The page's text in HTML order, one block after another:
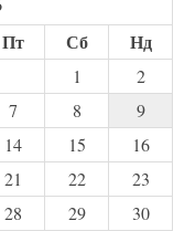
Пт Сб Нд
1
2
7 8
9
14 15
16
21 22
23
28 29
30